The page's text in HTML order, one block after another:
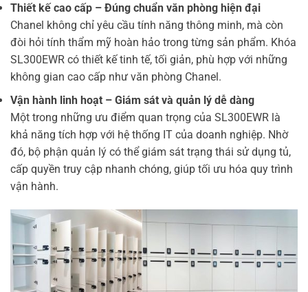
Thiết kế cao cấp – Đúng chuẩn văn phòng hiện đại
Chanel không chỉ yêu cầu tính năng thông minh, mà còn
đòi hỏi tính thẩm mỹ hoàn hảo trong từng sản phẩm. Khóa
SL300EWR có thiết kế tinh tế, tối giản, phù hợp với những
không gian cao cấp như văn phòng Chanel.
Vận hành linh hoạt – Giám sát và quản lý dễ dàng
Một trong những ưu điểm quan trọng của SL300EWR là
khả năng tích hợp với hệ thống IT của doanh nghiệp. Nhờ
đó, bộ phận quản lý có thể giám sát trạng thái sử dụng tủ,
cấp quyền truy cập nhanh chóng, giúp tối ưu hóa quy trình
vận hành.